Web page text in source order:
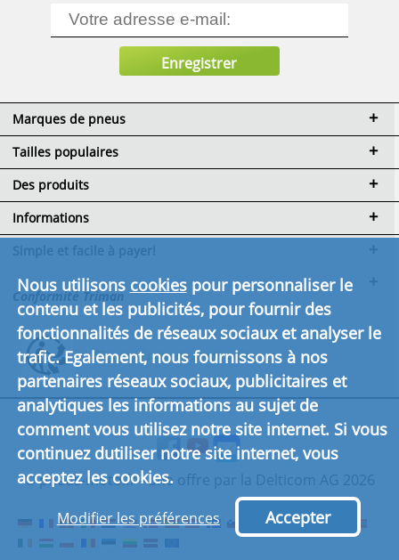
Marques de pneus
Tailles populaires
Des produits
Informations
et de livraison
Inscription partenaire de
Conformité Triman
Cliquez ici pour en savoir plus.
© pneus-moto.fr - une offre par la Delticom AG 2026
Nous utilisons cookiespour personnaliser le
contenu et les publicités, pour fournir des
fonctionnalités de réseaux sociaux et analyser le
trafic. Egalement, nous fournissons à nos
partenaires réseaux sociaux, publicitaires et
analytiques les informations au sujet de
comment vous utilisez notre site internet. Si vous
continuez dutiliser notre site internet, vous
acceptez les cookies.
Modifier les préférences Accepter